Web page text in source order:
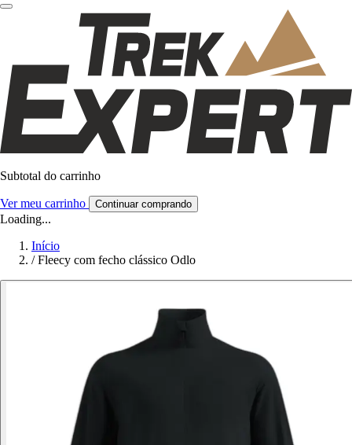
Subtotal do carrinho
Ver meu carrinho Continuar comprando
Loading...
Início
/ Fleecy com fecho clássico Odlo